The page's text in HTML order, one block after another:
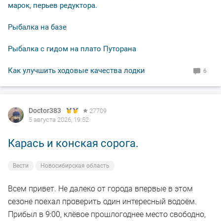
не было.
В общем свободное "окно" закрыл рыбалкой, чему и
рад.
По уровню воды всё путём, особых спадов и скачков
Рыбакам, НХНЧ и рыбацких дней!
марок, перьев редуктора.
Рыбалка на базе
Рыбалка с гидом на плато Путорана
Как улучшить ходовые качества лодки 6
Doctor383
27709
5 августа 2026, 19:52
Карась и конская сорога.
Вести Новосибирская область
Всем привет. Не далеко от города впервые в этом
сезоне поехал проверить один интересный водоём.
Прибыл в 9:00, клёвое прошлогоднее место свободно,